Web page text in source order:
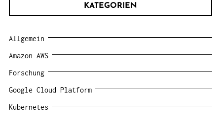
KATEGORIEN
Allgemein
Amazon AWS
Forschung
Google Cloud Platform
Kubernetes